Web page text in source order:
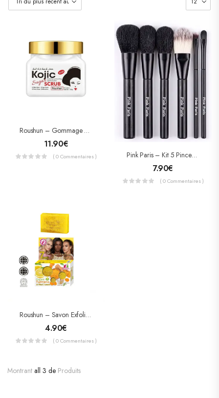
Roushun – Gommage Corporel Au Sucre Kojic – Éclaircissant, Anti-Taches & Exfoliant (750 G)
11.90€
( 0 Commentaires ) Pink Paris – Kit 5 Pinceaux De Maquillage Professionnels
7.90€
( 0 Commentaires )
Roushun – Savon Exfoliant Éclaircissant – Curcuma Organique & Vitamine C Citron
4.90€
( 0 Commentaires )
Montrant all 3 de Produits